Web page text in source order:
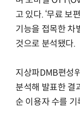
고 있다. ‘무료 보
기능을 접목한 차
것으로 분석됐다.
지상파DMB편성
분석해 발표한 결
순 이용자 수를 기